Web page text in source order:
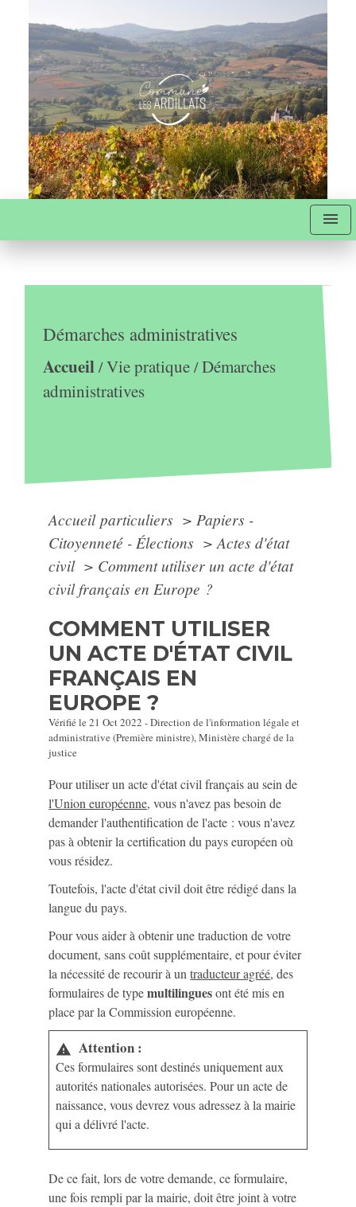
menu
Démarches administratives
Accueil/Vie pratique/Démarches
administratives
Accueil particuliers > Papiers -
Citoyenneté - Élections > Actes d'état
civil > Comment utiliser un acte d'état
civil français en Europe ?
COMMENT UTILISER
UN ACTE D'ÉTAT CIVIL
FRANÇAIS EN
EUROPE ?
Vérifié le 21 Oct 2022 - Direction de l'information légale et
administrative (Première ministre), Ministère chargé de la
justice
Pour utiliser un acte d'état civil français au sein de
l'Union européenne, vous n'avez pas besoin de
demander l'authentification de l'acte : vous n'avez
pas à obtenir la certification du pays européen où
vous résidez.
Toutefois, l'acte d'état civil doit être rédigé dans la
langue du pays.
Pour vous aider à obtenir une traduction de votre
document, sans coût supplémentaire, et pour éviter
la nécessité de recourir à untraducteur agréé, des
formulaires de typemultilinguesont été mis en
place par la Commission européenne.
warning Attention :
Ces formulaires sont destinés uniquement aux
autorités nationales autorisées. Pour un acte de
naissance, vous devrez vous adressez à la mairie
qui a délivré l'acte.
De ce fait, lors de votre demande, ce formulaire,
une fois rempli par la mairie, doit être joint à votre